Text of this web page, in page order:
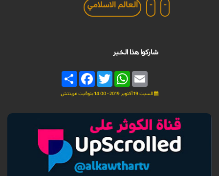
-
- العالم الاسلامي
شاركوا هذا الخبر
Share
FacebookTwitter
WhatsAppEmail
السبت 19 أكتوبر 2019 - 14:00 بتوقيت غرينتش